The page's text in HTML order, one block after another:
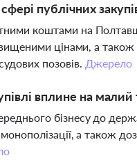
публічних
коштами на
цінами, а
позовів. Джерело
вплине на малий
бізнесу до
а також